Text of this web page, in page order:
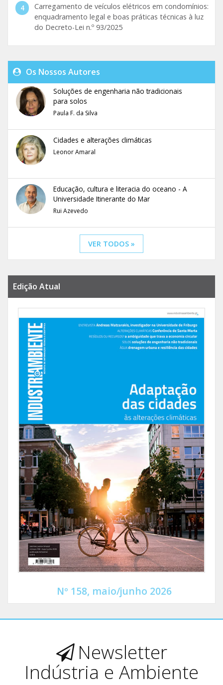
Carregamento de veículos elétricos em condomínios:
enquadramento legal e boas práticas técnicas à luz
do Decreto-Lei n.º 93/2025
Os Nossos Autores
Soluções de engenharia não tradicionais
para solos
Paula F. da Silva
Cidades e alterações climáticas
Leonor Amaral
Educação, cultura e literacia do oceano - A
Universidade Itinerante do Mar
Rui Azevedo
VER TODOS »
Edição Atual
Nº 158, maio/junho 2026
Newsletter
Indústria e Ambiente